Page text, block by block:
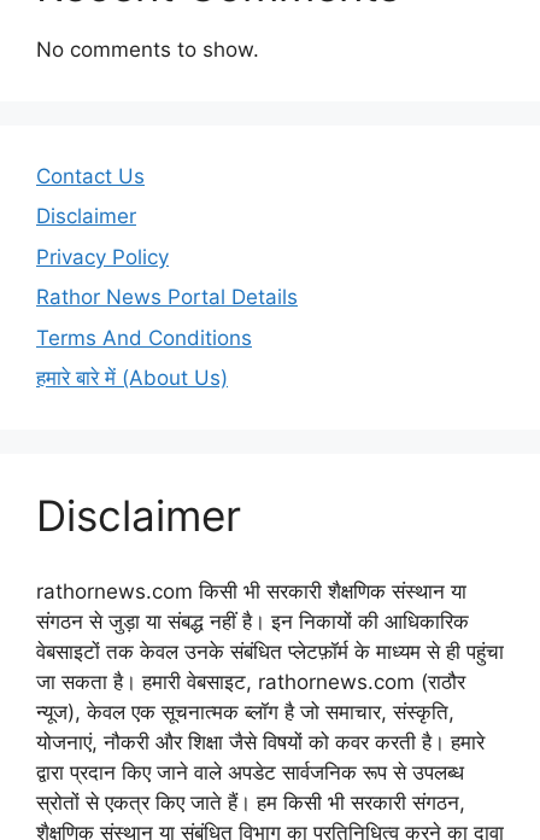
No comments to show.
Contact Us
Disclaimer
Privacy Policy
Rathor News Portal Details
Terms And Conditions
हमारे बारे में (About Us)
Disclaimer
rathornews.com किसी भी सरकारी शैक्षणिक संस्थान या
संगठन से जुड़ा या संबद्ध नहीं है। इन निकायों की आधिकारिक
वेबसाइटों तक केवल उनके संबंधित प्लेटफ़ॉर्म के माध्यम से ही पहुंचा
जा सकता है। हमारी वेबसाइट, rathornews.com (राठौर
न्यूज), केवल एक सूचनात्मक ब्लॉग है जो समाचार, संस्कृति,
योजनाएं, नौकरी और शिक्षा जैसे विषयों को कवर करती है। हमारे
द्वारा प्रदान किए जाने वाले अपडेट सार्वजनिक रूप से उपलब्ध
स्रोतों से एकत्र किए जाते हैं। हम किसी भी सरकारी संगठन,
शैक्षणिक संस्थान या संबंधित विभाग का प्रतिनिधित्व करने का दावा